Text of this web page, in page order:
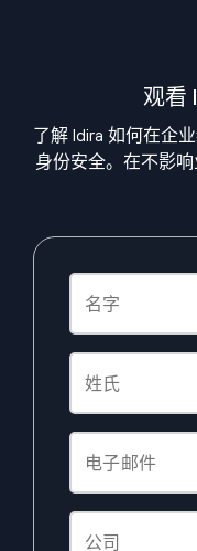
观看
了解 Idira 如何在企
身份安全。在不影